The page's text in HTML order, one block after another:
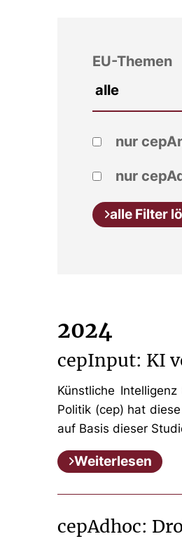
EU-Themen
nur
nur
alle Filter
2024
cepInput: KI
Künstliche
Politik (cep) hat
auf Basis dieser
Weiterlesen
cepAdhoc: